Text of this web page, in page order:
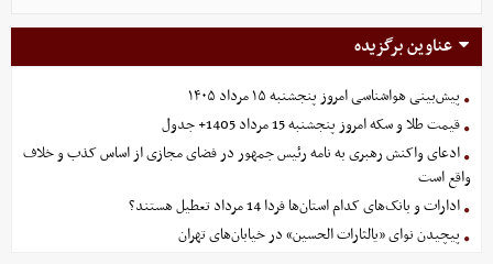
عناوین برگزیده
پیش‌بینی هواشناسی امروز پنجشنبه ۱۵ مرداد ۱۴۰۵
قیمت طلا و سکه امروز پنجشنبه 15 مرداد 1405+ جدول
ادعای واکنش رهبری به نامه رئیس جمهور در فضای مجازی از اساس کذب و خلاف
واقع است
ادارات و بانک‌های کدام استان‌ها فردا 14 مرداد تعطیل هستند؟
پیچیدن نوای «یالثارات الحسین» در خیابان‌های تهران